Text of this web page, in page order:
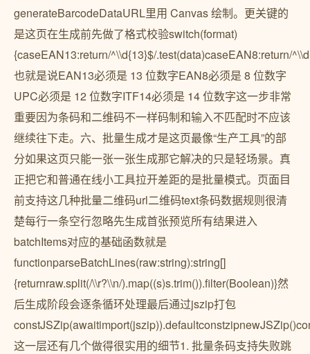
generateBarcodeDataURL里用 Canvas 绘制。更关键的
是这页在生成前先做了格式校验switch(format)
{caseEAN13:return/^\\d{13}$/.test(data)caseEAN8:return/
也就是说EAN13必须是 13 位数字EAN8必须是 8 位数字
UPC必须是 12 位数字ITF14必须是 14 位数字这一步非常
重要因为条码和二维码不一样码制和输入不匹配时不应该
继续往下走。六、批量生成才是这页最像“生产工具”的部
分如果这页只能一张一张生成那它解决的只是轻场景。真
正把它和普通在线小工具拉开差距的是批量模式。页面目
前支持这几种批量二维码url二维码text条码数据规则很清
楚每行一条空行忽略先生成首张预览所有结果进入
batchItems对应的基础函数就是
functionparseBatchLines(raw:string):string[]
{returnraw.split(/\\r?\\n/).map((s)s.trim()).filter(Boolean)}然
后生成阶段会逐条循环处理最后通过jszip打包
这一层还有几个做得很实用的细节1. 批量条码支持失败跳